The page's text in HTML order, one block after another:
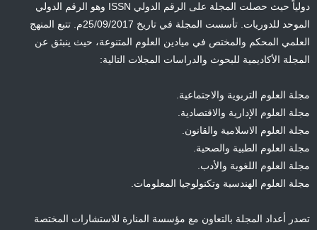
دولياً حيث حصلت المجلة على الرقم الدولي ISSN وهو الرقم الدولي
الموحد للدوريات. تأسست المجلة في تاريخ 25/09/2017م. تتبع المنهج
العلمي المحكم والمختص في ميادين العلوم المتنوعة، حيث ينبثق عن
المجلة الأكاديمية للبحوث والدراسات المجلات التالية:
مجلة العلوم التربوية والاجتماعية.
مجلة العلوم الإدارية والاقتصادية.
مجلة العلوم الاسلامية والقانون.
مجلة العلوم الطبية والصحية.
مجلة العلوم اللغوية والأدب.
مجلة العلوم الهندسية وتكنولوجيا المعلومات.
تصدر أعداد المجلة بالتعاون مع مؤسسة المنارة للاستشارات المختصة